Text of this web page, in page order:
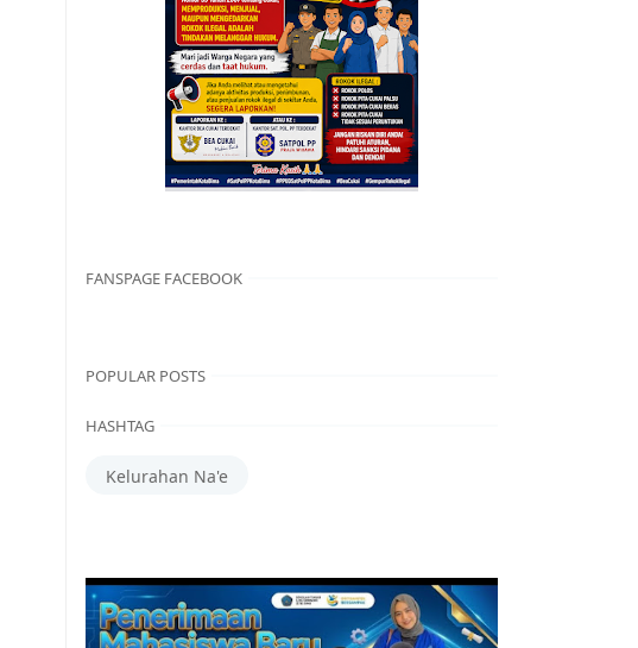
FANSPAGE FACEBOOK
POPULAR POSTS
HASHTAG
Kelurahan Na'e